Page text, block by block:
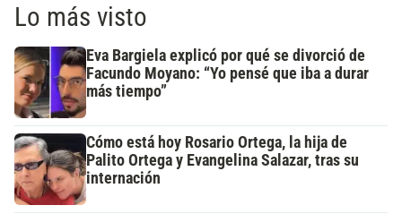
Lo más visto
Eva Bargiela explicó por qué se divorció de
Facundo Moyano: “Yo pensé que iba a durar
más tiempo”
Cómo está hoy Rosario Ortega, la hija de
Palito Ortega y Evangelina Salazar, tras su
internación